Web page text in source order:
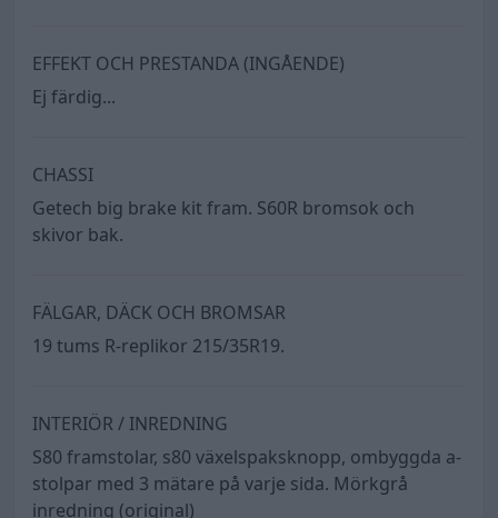
EFFEKT OCH PRESTANDA (INGÅENDE)
Ej färdig...
CHASSI
Getech big brake kit fram. S60R bromsok och
skivor bak.
FÄLGAR, DÄCK OCH BROMSAR
19 tums R-replikor 215/35R19.
INTERIÖR / INREDNING
S80 framstolar, s80 växelspaksknopp, ombyggda a-
stolpar med 3 mätare på varje sida. Mörkgrå
inredning (original)